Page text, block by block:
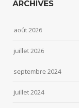
ARCHIVES
août 2026
juillet 2026
septembre 2024
juillet 2024